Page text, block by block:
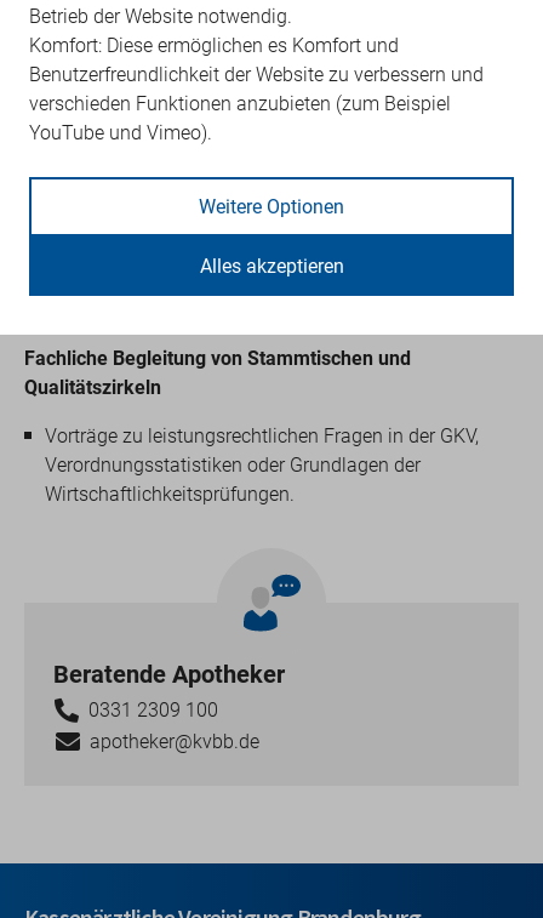
Informationen und Beratung zu Fragen der
Wirtschaftlichkeitsprüfungen
Erklärung der Verordnungsstatistiken (VOAM)
Beratung/Begleitung im Rahmen der
Wirtschaftlichkeitsprüfung
Wir unterstützen die Mitglieder bei der Erarbeitung von
Fristen und Abläufen von Prüfungen oder zur
Fachliche Begleitung von Stammtischen und
Qualitätszirkeln
Vorträge zu leistungsrechtlichen Fragen in der GKV,
Verordnungsstatistiken oder Grundlagen der
Wirtschaftlichkeitsprüfungen.
Beratende Apotheker
0331 2309 100
apotheker@kvbb.de
Betrieb der Website notwendig.
Komfort: Diese ermöglichen es Komfort und
Benutzerfreundlichkeit der Website zu verbessern und
verschieden Funktionen anzubieten (zum Beispiel
YouTube und Vimeo).
Weitere Optionen
Alles akzeptieren